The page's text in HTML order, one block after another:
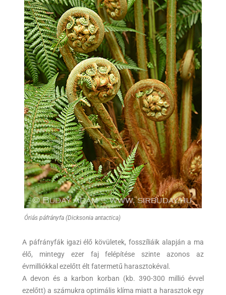
Óriás páfrányfa (Dicksonia antactica)
A páfrányfák igazi élő kövületek, fosszíliáik alapján a ma
élő, mintegy ezer faj felépítése szinte azonos az
évmilliókkal ezelőtt élt fatermetű harasztokéval.
A devon és a karbon korban (kb. 390-300 millió évvel
ezelőtt) a számukra optimális klíma miatt a harasztok egy